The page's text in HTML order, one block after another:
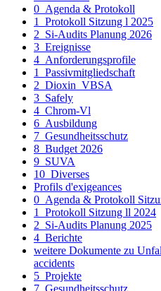
0_Agenda & Protokoll
1_Protokoll Sitzung l 2025
2_Si-Audits Planung 2026
3_Ereignisse
4_Anforderungsprofile
1_Passivmitgliedschaft
2_Dioxin_VBSA
3_Safely
4_Chrom-Vl
6_Ausbildung
7_Gesundheitsschutz
8_Budget 2026
9_SUVA
10_Diverses
Profils d'exigeances
0_Agenda & Protokoll
1_Protokoll Sitzung ll 2024
2_Si-Audits Planung 2025
4_Berichte
weitere Dokumente zu
accidents
5_Projekte
7_Gesundheitsschutz